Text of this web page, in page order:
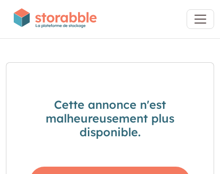
Cette annonce n'est
malheureusement plus
disponible.